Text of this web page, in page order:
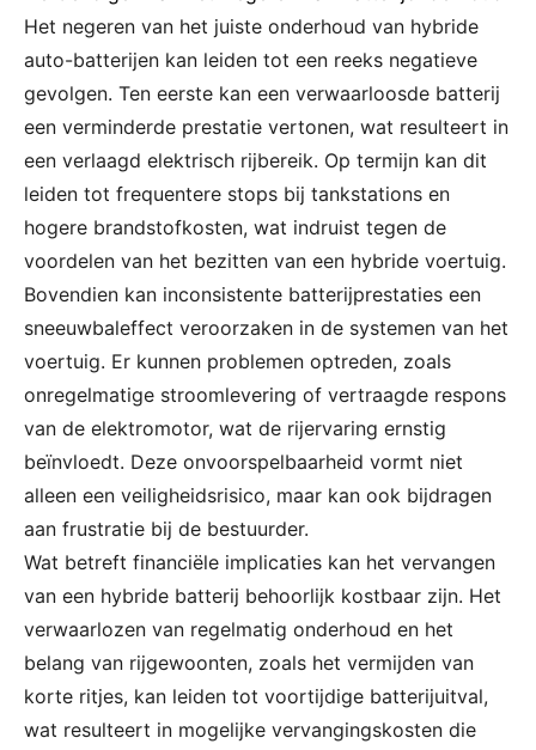
Het negeren van het juiste onderhoud van hybride
auto-batterijen kan leiden tot een reeks negatieve
gevolgen. Ten eerste kan een verwaarloosde batterij
een verminderde prestatie vertonen, wat resulteert in
een verlaagd elektrisch rijbereik. Op termijn kan dit
leiden tot frequentere stops bij tankstations en
hogere brandstofkosten, wat indruist tegen de
voordelen van het bezitten van een hybride voertuig.
Bovendien kan inconsistente batterijprestaties een
sneeuwbaleffect veroorzaken in de systemen van het
voertuig. Er kunnen problemen optreden, zoals
onregelmatige stroomlevering of vertraagde respons
van de elektromotor, wat de rijervaring ernstig
beïnvloedt. Deze onvoorspelbaarheid vormt niet
alleen een veiligheidsrisico, maar kan ook bijdragen
aan frustratie bij de bestuurder.
Wat betreft financiële implicaties kan het vervangen
van een hybride batterij behoorlijk kostbaar zijn. Het
verwaarlozen van regelmatig onderhoud en het
belang van rijgewoonten, zoals het vermijden van
korte ritjes, kan leiden tot voortijdige batterijuitval,
wat resulteert in mogelijke vervangingskosten die